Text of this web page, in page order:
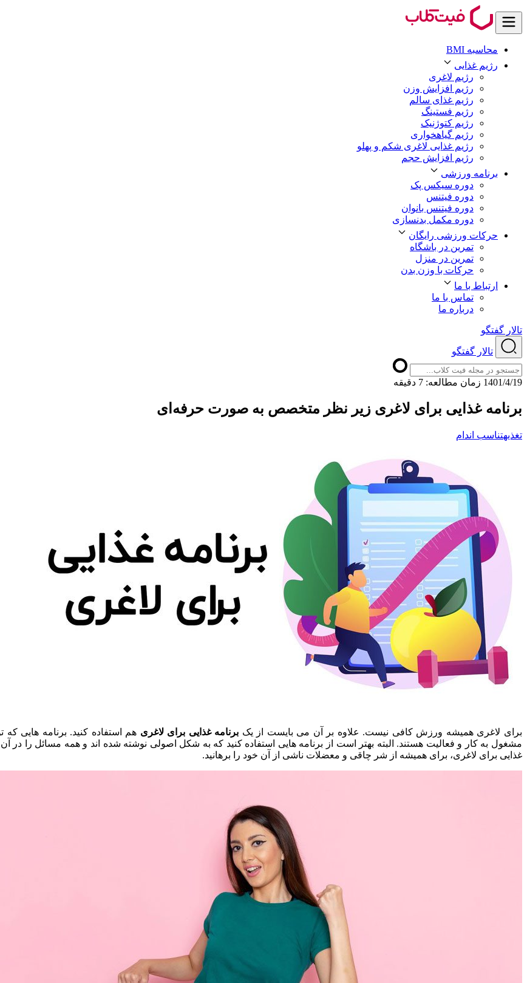
محاسبه BMI
رژیم غذایی
رژیم لاغری
رژیم افزایش وزن
رژیم غذای سالم
رژیم فستینگ
رژیم کتوژنیک
رژیم گیاهخواری
رژیم غذایی لاغری شکم و پهلو
رژیم افزایش حجم
برنامه ورزشی
دوره سیکس پک
دوره فیتنس
دوره فیتنس بانوان
دوره مکمل بدنسازی
حرکات ورزشی رایگان
تمرین در باشگاه
تمرین در منزل
حرکات با وزن بدن
ارتباط با ما
تماس با ما
درباره ما
تالار گفتگو
تالار گفتگو
1401/4/19 ﺯﻣﺎﻥ ﻣﻄﺎﻟﻌﻪ: 7 دقیقه
برنامه غذایی برای لاغری زیر نظر متخصص به صورت حرفه‌ای
تغذیهتناسب اندام
برای لاغری همیشه ورزش کافی نیست. علاوه بر آن می بایست از یک برنامه غذایی برای لاغری هم استفاده کنید. برنامه هایی
مشغول به کار و فعالیت هستند. البته بهتر است از برنامه هایی استفاده کنید که به شکل اصولی نوشته شده اند و همه مسائل را در
غذایی برای لاغری، برای همیشه از شر چاقی و معضلات ناشی از آن خود را برهانید.